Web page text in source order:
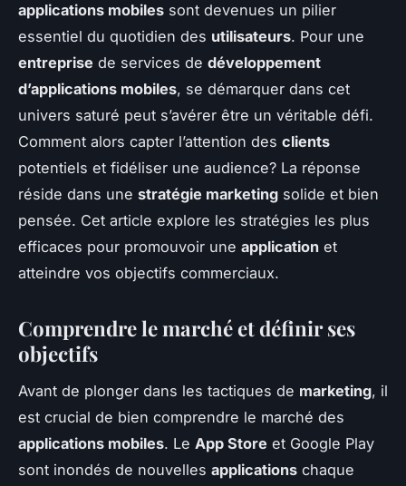
applications mobiles sont devenues un pilier
essentiel du quotidien des utilisateurs. Pour une
entreprise de services de développement
d’applications mobiles, se démarquer dans cet
univers saturé peut s’avérer être un véritable défi.
Comment alors capter l’attention des clients
potentiels et fidéliser une audience? La réponse
réside dans une stratégie marketing solide et bien
pensée. Cet article explore les stratégies les plus
efficaces pour promouvoir une application et
atteindre vos objectifs commerciaux.
Comprendre le marché et définir ses
objectifs
Avant de plonger dans les tactiques de marketing, il
est crucial de bien comprendre le marché des
applications mobiles. Le App Store et Google Play
sont inondés de nouvelles applications chaque